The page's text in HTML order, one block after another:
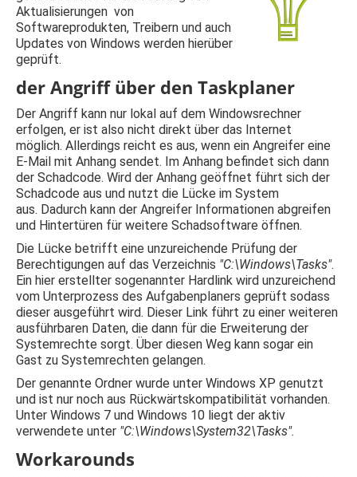
Aktualisierungen von
Softwareprodukten, Treibern und auch
Updates von Windows werden hierüber
geprüft.
der Angriff über den Taskplaner
Der Angriff kann nur lokal auf dem Windowsrechner
erfolgen, er ist also nicht direkt über das Internet
möglich. Allerdings reicht es aus, wenn ein Angreifer eine
E-Mail mit Anhang sendet. Im Anhang befindet sich dann
der Schadcode. Wird der Anhang geöffnet führt sich der
Schadcode aus und nutzt die Lücke im System
aus. Dadurch kann der Angreifer Informationen abgreifen
und Hintertüren für weitere Schadsoftware öffnen.
Die Lücke betrifft eine unzureichende Prüfung der
Berechtigungen auf das Verzeichnis "C:\Windows\Tasks".
Ein hier erstellter sogenannter Hardlink wird unzureichend
vom Unterprozess des Aufgabenplaners geprüft sodass
dieser ausgeführt wird. Dieser Link führt zu einer weiteren
ausführbaren Daten, die dann für die Erweiterung der
Systemrechte sorgt. Über diesen Weg kann sogar ein
Gast zu Systemrechten gelangen.
Der genannte Ordner wurde unter Windows XP genutzt
und ist nur noch aus Rückwärtskompatibilität vorhanden.
Unter Windows 7 und Windows 10 liegt der aktiv
verwendete unter "C:\Windows\System32\Tasks".
Workarounds